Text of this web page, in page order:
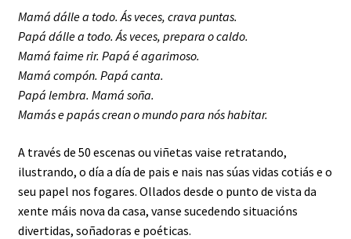
Mamá dálle a todo. Ás veces, crava puntas.
Papá dálle a todo. Ás veces, prepara o caldo.
Mamá faime rir. Papá é agarimoso.
Mamá compón. Papá canta.
Papá lembra. Mamá soña.
Mamás e papás crean o mundo para nós habitar.
A través de 50 escenas ou viñetas vaise retratando,
ilustrando, o día a día de pais e nais nas súas vidas cotiás e o
seu papel nos fogares. Ollados desde o punto de vista da
xente máis nova da casa, vanse sucedendo situacións
divertidas, soñadoras e poéticas.